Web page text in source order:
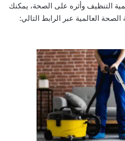
التنظيف وأثره على الصحة، يمكنك
العالمية عبر الرابط التالي: